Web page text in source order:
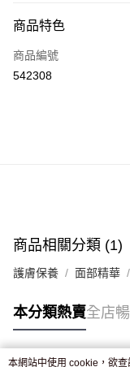
信用卡
Apple Pay
付款後門市自取，訂單
商品特色
商品編號
542308
商品相關分類 (1)
護膚保養 面部精華
本分類熱賣全店
本網站中使用 cookie，欲